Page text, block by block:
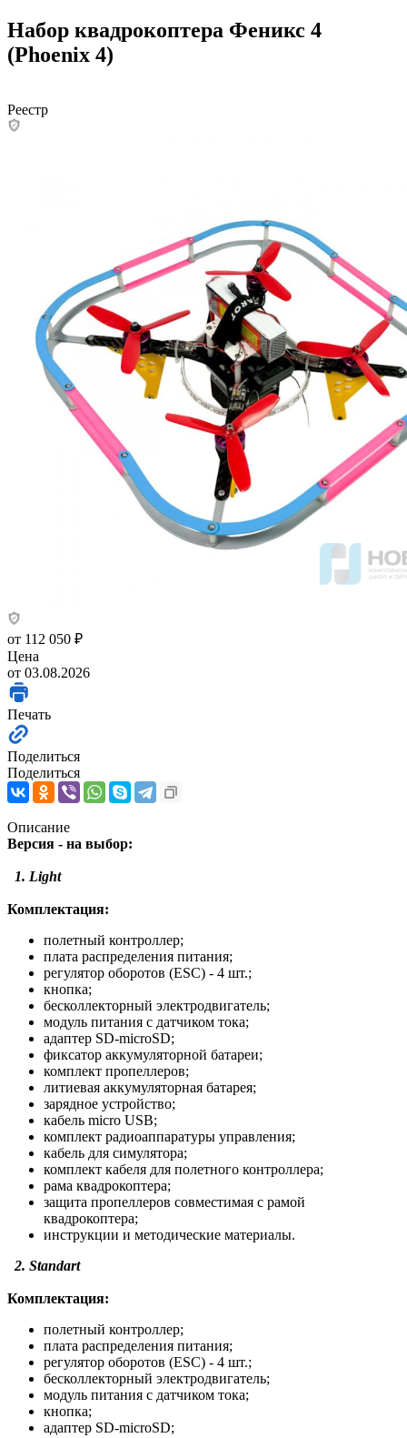
Набор квадрокоптера Феникс 4
(Phoenix 4)
Реестр
от 112 050 ₽
Цена
от 03.08.2026
Печать
Поделиться
Поделиться
Описание
Версия - на выбор:
1. Light
Комплектация:
полетный контроллер;
плата распределения питания;
регулятор оборотов (ESC) - 4 шт.;
кнопка;
бесколлекторный электродвигатель;
модуль питания с датчиком тока;
адаптер SD-microSD;
фиксатор аккумуляторной батареи;
комплект пропеллеров;
литиевая аккумуляторная батарея;
зарядное устройство;
кабель micro USB;
комплект радиоаппаратуры управления;
кабель для симулятора;
комплект кабеля для полетного контроллера;
рама квадрокоптера;
защита пропеллеров совместимая с рамой
квадрокоптера;
инструкции и методические материалы.
2. Standart
Комплектация:
полетный контроллер;
плата распределения питания;
регулятор оборотов (ESC) - 4 шт.;
бесколлекторный электродвигатель;
модуль питания с датчиком тока;
кнопка;
адаптер SD-microSD;